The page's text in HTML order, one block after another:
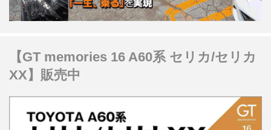
【GT memories 16 A60系 セリカ/セリカ
XX】販売中